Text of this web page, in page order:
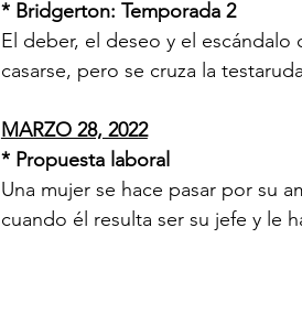
* Bridgerton: Temporada 2
El deber, el deseo y el
casarse, pero se cruza la
MARZO 28, 2022
* Propuesta laboral
Una mujer se hace pasar por su
cuando él resulta ser su jefe y le